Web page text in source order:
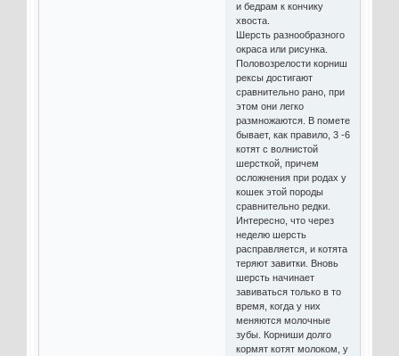
и бедрам к кончику
хвоста.
Шерсть разнообразного
окраса или рисунка.
Половозрелости корниш
рексы достигают
сравнительно рано, при
этом они легко
размножаются. В помете
бывает, как правило, 3 -6
котят с волнистой
шерсткой, причем
осложнения при родах у
кошек этой породы
сравнительно редки.
Интересно, что через
неделю шерсть
расправляется, и котята
теряют завитки. Вновь
шерсть начинает
завиваться только в то
время, когда у них
меняются молочные
зубы. Корниши долго
кормят котят молоком, у